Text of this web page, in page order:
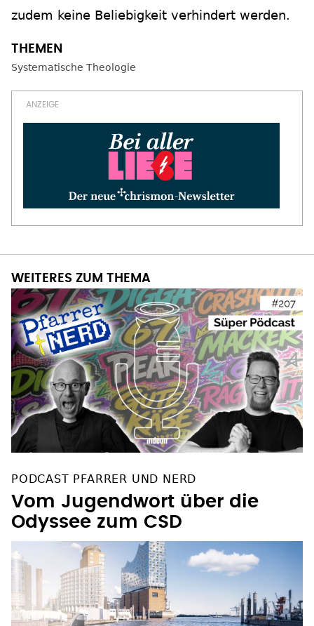
zudem keine Beliebigkeit verhindert werden.
Systematische Theologie
WEITERES ZUM THEMA
PODCAST PFARRER UND NERD
Vom Jugendwort über die
Odyssee zum CSD